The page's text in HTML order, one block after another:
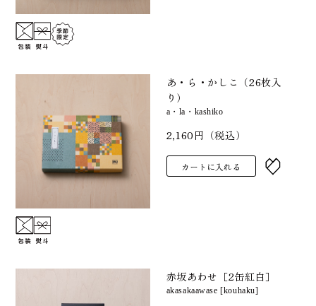
あ・ら・かしこ（26枚入
り）
a・la・kashiko
2,160円（税込）
カートに入れる
赤坂あわせ［2缶紅白］
akasakaawase [kouhaku]